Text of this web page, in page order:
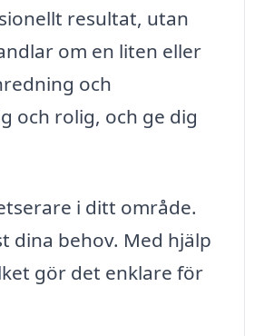
resultat, utan
om en liten eller
och
och rolig, och ge dig
i ditt område.
dina behov. Med hjälp
gör det enklare för